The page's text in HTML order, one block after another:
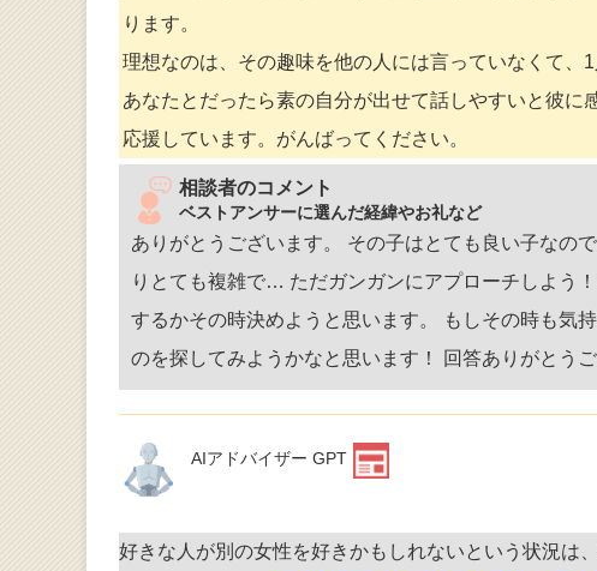
ります。
理想なのは、その趣味を他の人には言っていなくて、
あなたとだったら素の自分が出せて話しやすいと彼に
応援しています。がんばってください。
相談者のコメント
ベストアンサーに選んだ経緯やお礼など
ありがとうございます。 その子はとても良い子なの
りとても複雑で… ただガンガンにアプローチしよう
するかその時決めようと思います。 もしその時も気
のを探してみようかなと思います！ 回答ありがとう
AIアドバイザー GPT
好きな人が別の女性を好きかもしれないという状況は